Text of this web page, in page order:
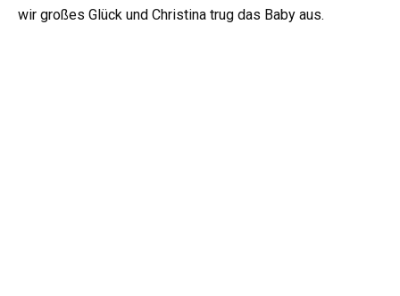
wir großes Glück und Christina trug das Baby aus.